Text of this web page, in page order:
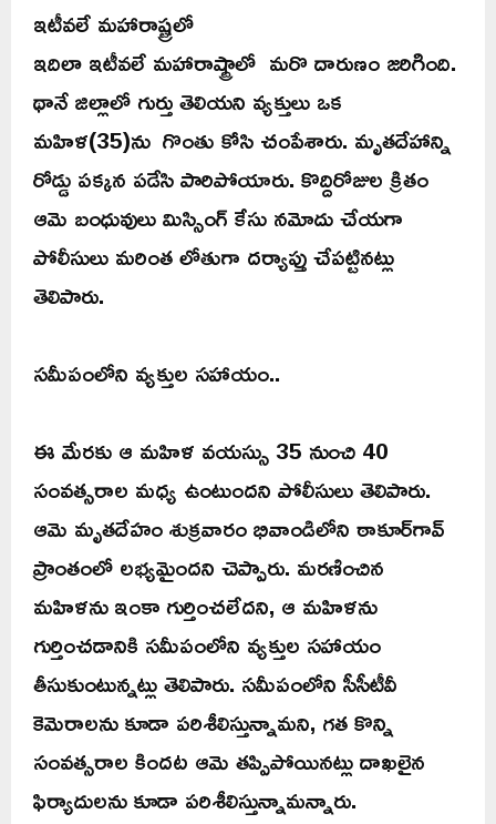
ఇటీవలే మహారాష్ట్రలో
ఇదిలా ఇటీవలే మహారాష్ట్రాలో మరొ దారుణం జరిగింది.
థానే జిల్లాలో గుర్తు తెలియని వ్యక్తులు ఒక
మహిళ(35)ను గొంతు కోసి చంపేశారు. మృతదేహాన్ని
రోడ్డు పక్కన పడేసి పారిపోయారు. కొద్దిరోజుల క్రితం
ఆమె బంధువులు మిస్సింగ్ కేసు నమోదు చేయగా
పోలీసులు మరింత లోతుగా దర్యాప్తు చేపట్టినట్లు
తెలిపారు.
సమీపంలోని వ్యక్తుల సహాయం..
ఈ మేరకు ఆ మహిళ వయస్సు 35 నుంచి 40
సంవత్సరాల మధ్య ఉంటుందని పోలీసులు తెలిపారు.
ఆమె మృతదేహం శుక్రవారం భివాండిలోని ఠాకూర్‌గావ్
ప్రాంతంలో లభ్యమైందని చెప్పారు. మరణించిన
మహిళను ఇంకా గుర్తించలేదని, ఆ మహిళను
గుర్తించడానికి సమీపంలోని వ్యక్తుల సహాయం
తీసుకుంటున్నట్లు తెలిపారు. సమీపంలోని సీసీటీవీ
కెమెరాలను కూడా పరిశీలిస్తున్నామని, గత కొన్ని
సంవత్సరాల కిందట ఆమె తప్పిపోయినట్లు దాఖలైన
ఫిర్యాదులను కూడా పరిశీలిస్తున్నామన్నారు.